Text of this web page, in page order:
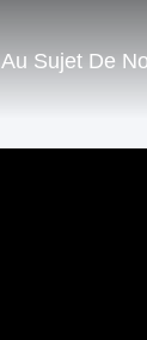
Au Sujet De